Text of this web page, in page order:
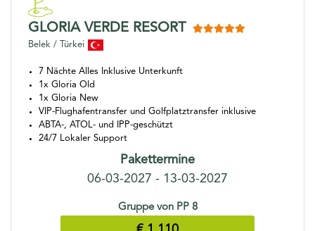
GLORIA VERDE RESORT
Belek / Türkei
7 Nächte Alles Inklusive Unterkunft
1x Gloria Old
1x Gloria New
VIP-Flughafentransfer und Golfplatztransfer inklusive
ABTA-, ATOL- und IPP-geschützt
24/7 Lokaler Support
Pakettermine
06-03-2027 - 13-03-2027
Gruppe von PP 8